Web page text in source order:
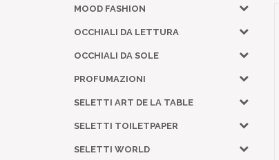
MOOD FASHION
OCCHIALI DA LETTURA
OCCHIALI DA SOLE
PROFUMAZIONI
SELETTI ART DE LA TABLE
SELETTI TOILETPAPER
SELETTI WORLD